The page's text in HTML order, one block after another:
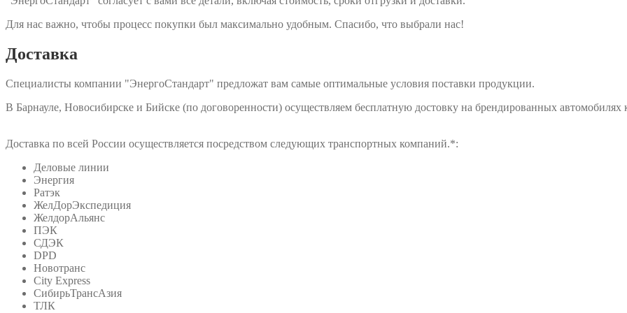
Для нас важно, чтобы процесс покупки был максимально удобным. Спасибо, что выбрали нас!
Доставка
Специалисты компании "ЭнергоСтандарт" предложат вам самые оптимальные условия поставки продукции.
В Барнауле, Новосибирске и Бийске (по договоренности) осуществляем бесплатную достовку на брендированных автомобилях
Доставка по всей России осуществляется посредством следующих транспортных компаний.*:
Деловые линии
Энергия
Ратэк
ЖелДорЭкспедиция
ЖелдорАльянс
ПЭК
СДЭК
DPD
Новотранс
City Express
СибирьТрансАзия
ТЛК